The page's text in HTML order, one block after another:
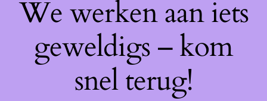
We werken aan iets
geweldigs – kom
snel terug!